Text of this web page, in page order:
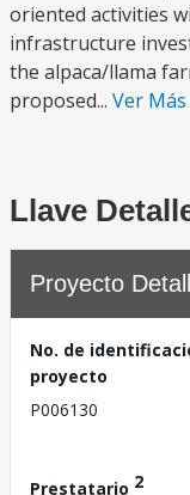
oriented activities
infrastructure
the alpaca/llama
proposed... Ver Más
Llave
Proyecto
No. de
proyecto
P006130
Prestatario 2